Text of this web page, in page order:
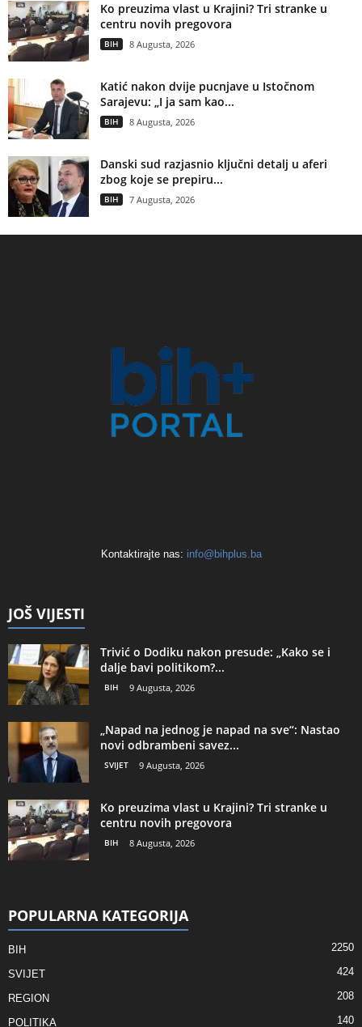
Ko preuzima vlast u Krajini? Tri stranke u
centru novih pregovora
BIH 8 Augusta, 2026
Katić nakon dvije pucnjave u Istočnom
Sarajevu: „I ja sam kao...
BIH 8 Augusta, 2026
Danski sud razjasnio ključni detalj u aferi
zbog koje se prepiru...
BIH 7 Augusta, 2026
Kontaktirajte nas: info@bihplus.ba
JOŠ VIJESTI
Trivić o Dodiku nakon presude: „Kako se i
dalje bavi politikom?...
BIH 9 Augusta, 2026
„Napad na jednog je napad na sve“: Nastao
novi odbrambeni savez...
SVIJET 9 Augusta, 2026
Ko preuzima vlast u Krajini? Tri stranke u
centru novih pregovora
BIH 8 Augusta, 2026
POPULARNA KATEGORIJA
BIH 2250
SVIJET 424
REGION 208
POLITIKA 140